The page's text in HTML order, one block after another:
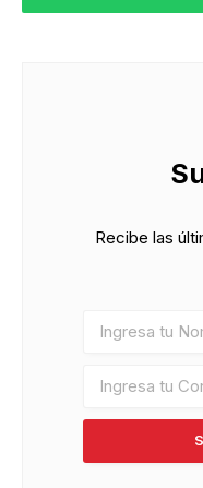
Recibe las